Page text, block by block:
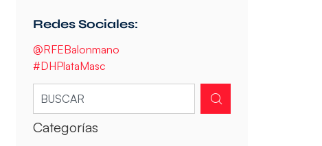
Redes Sociales:
@RFEBalonmano
#DHPlataMasc
Categorías